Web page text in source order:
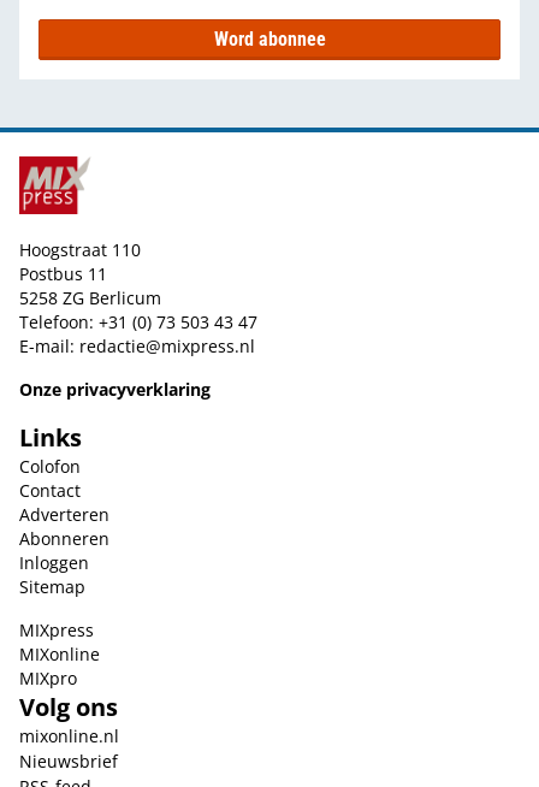
Word abonnee
Hoogstraat 110
Postbus 11
5258 ZG Berlicum
Telefoon: +31 (0) 73 503 43 47
E-mail: redactie@mixpress.nl
Onze privacyverklaring
Links
Colofon
Contact
Adverteren
Abonneren
Inloggen
Sitemap
MIXpress
MIXonline
MIXpro
Volg ons
mixonline.nl
Nieuwsbrief